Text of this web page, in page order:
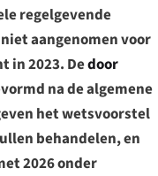
regelgevende
aangenomen voor
in 2023. Dedoor
na de algemene
het wetsvoorstel
behandelen, en
2026 onder